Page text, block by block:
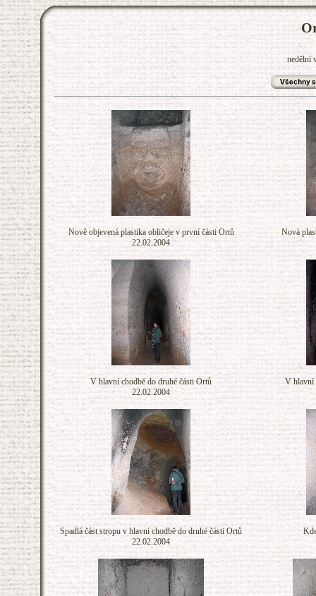
nedělní
Nově objevená plastika obličeje v první části Ortů
22.02.2004
Nová
V hlavní chodbě do druhé části Ortů
22.02.2004
V hlavní
Spadlá část stropu v hlavní chodbě do druhé části Ortů
22.02.2004